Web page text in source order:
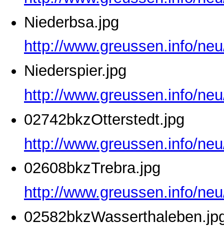
Niederbsa.jpg
http://www.greussen.info/
Niederspier.jpg
http://www.greussen.info/
02742bkzOtterstedt.jpg
http://www.greussen.info/
02608bkzTrebra.jpg
http://www.greussen.info/